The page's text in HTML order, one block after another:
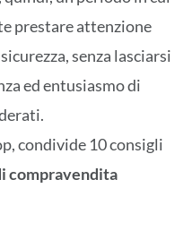
prestare attenzione
senza lasciarsi
ed entusiasmo di
condivide 10 consigli
compravendita